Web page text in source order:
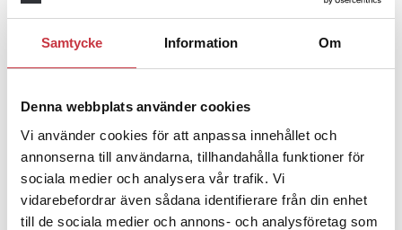
Samtycke Information Om
Denna webbplats använder cookies
Vi använder cookies för att anpassa innehållet och
annonserna till användarna, tillhandahålla funktioner för
sociala medier och analysera vår trafik. Vi
vidarebefordrar även sådana identifierare från din enhet
till de sociala medier och annons- och analysföretag som
renovering. Både region Stockholm och i stort sett
alla nationella avdelningar har sina centrala
om hur man går vidare. Beslut som måste fattas
Trots lokalpussel och många chefer som behöver
komma överens upplever Jonas Studeny Deutsch att
det nu äntligen ”börjat lossna” i processen och att
en helhetslösning är inom räckhåll.